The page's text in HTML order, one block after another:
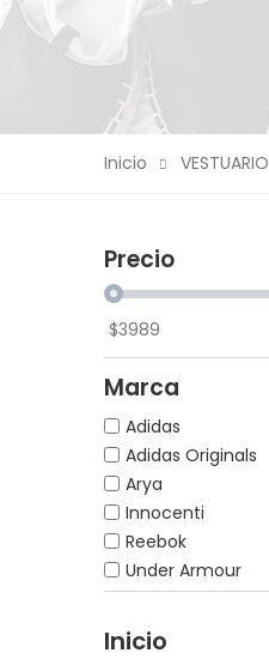
Inicio VESTUARIO
Precio
$3989
Marca
Adidas
Adidas Originals
Arya
Innocenti
Reebok
Under Armour
Inicio